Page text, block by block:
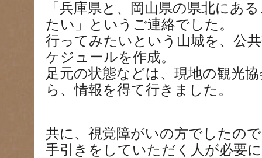
「兵庫県と、岡山県の県北にあ
たい」というご連絡でした。
行ってみたいという山城を、公
ケジュールを作成。
足元の状態などは、現地の観光
ら、情報を得て行きました。
共に、視覚障がいの方でしたの
手引きをしていただく人が必要